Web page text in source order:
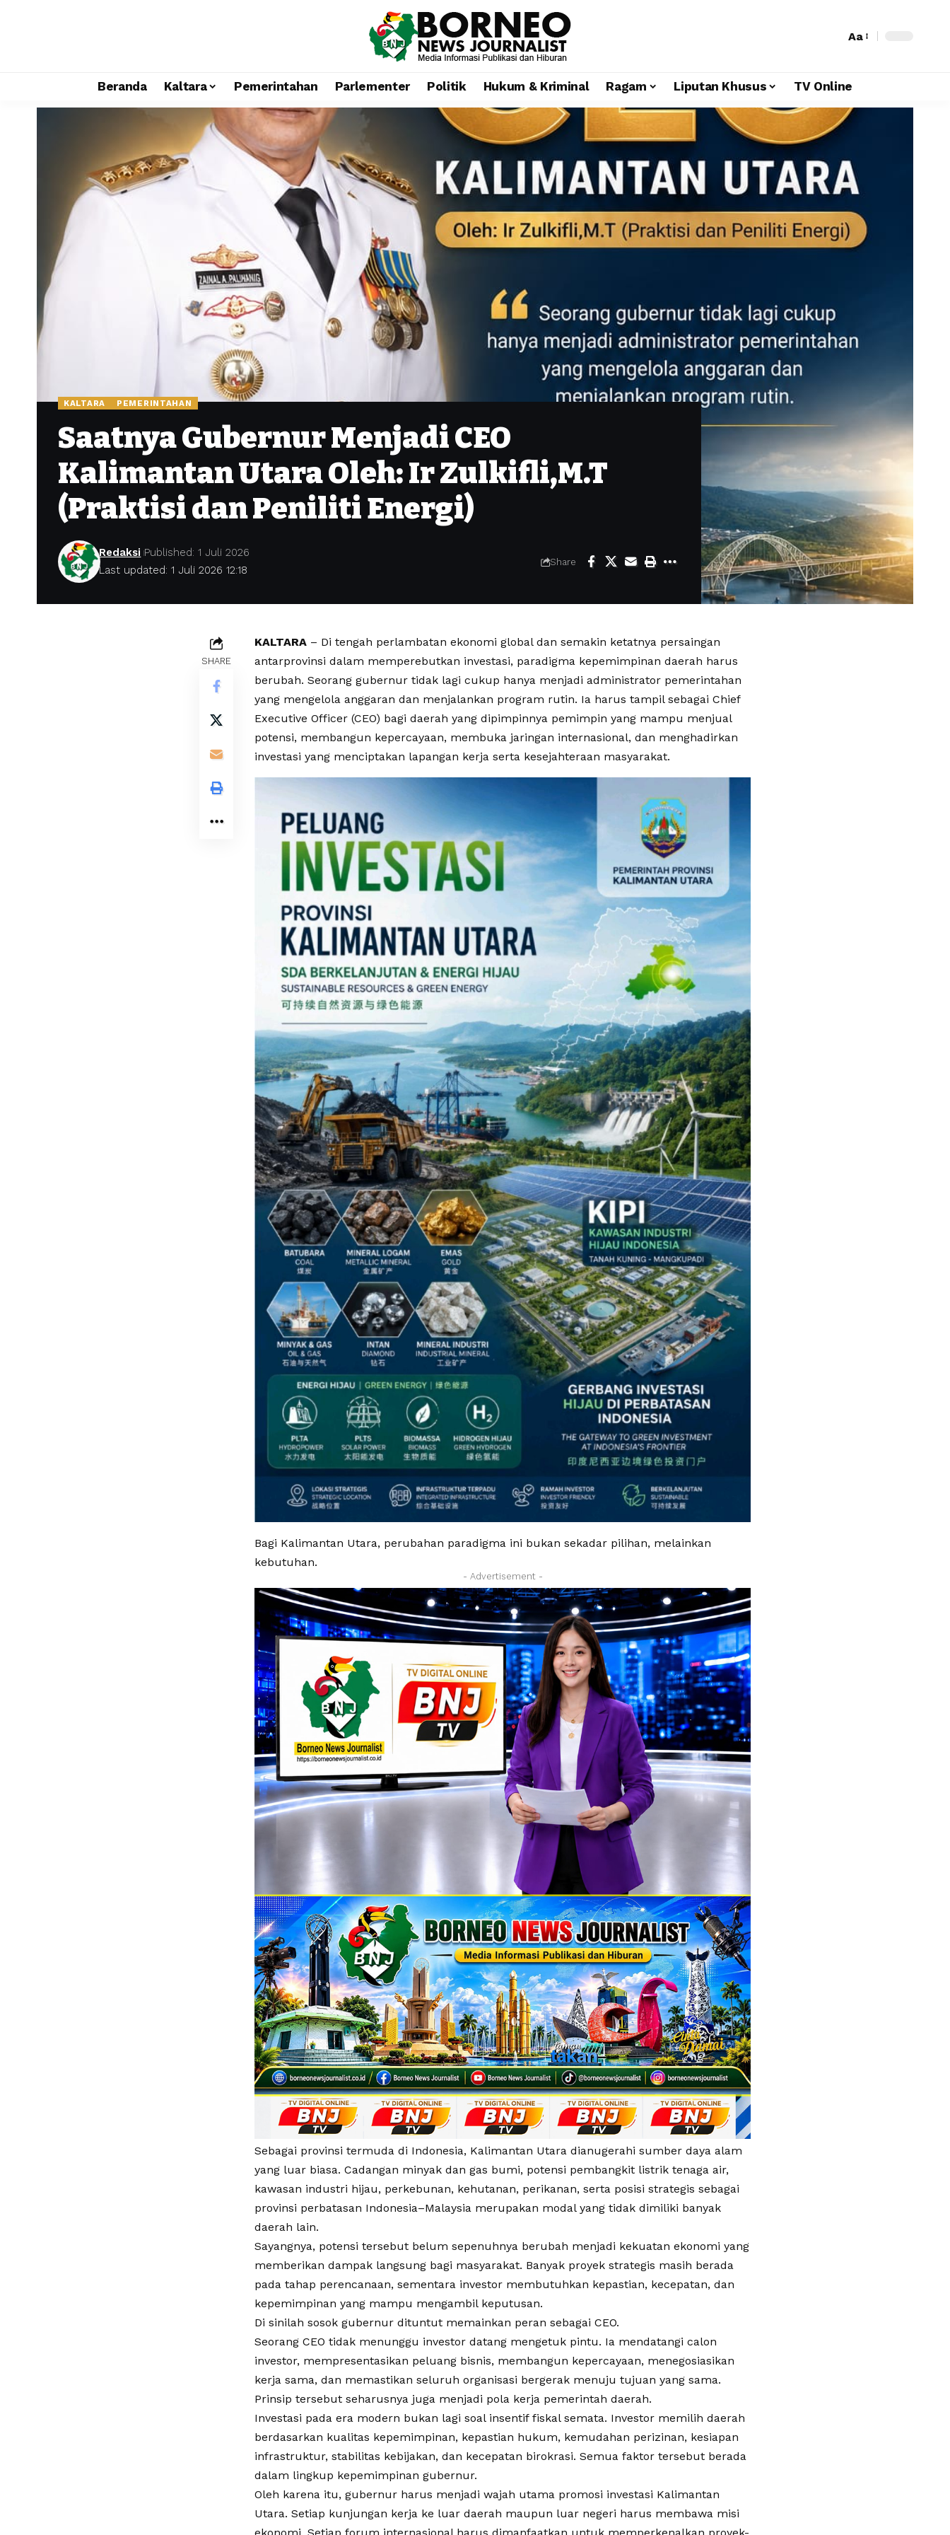
Aa
Beranda Kaltara Pemerintahan Parlementer Politik Hukum & Kriminal Ragam Liputan Khusus TV Online
KALTARA PEMERINTAHAN
Saatnya Gubernur Menjadi CEO
Kalimantan Utara Oleh: Ir Zulkifli,M.T
(Praktisi dan Peniliti Energi)
Last updated: 1 Juli 2026 12:18
Redaksi Published: 1 Juli 2026
Share
SHARE
KALTARA – Di tengah perlambatan ekonomi global dan semakin ketatnya persaingan
antarprovinsi dalam memperebutkan investasi, paradigma kepemimpinan daerah harus
berubah. Seorang gubernur tidak lagi cukup hanya menjadi administrator pemerintahan
yang mengelola anggaran dan menjalankan program rutin. Ia harus tampil sebagai Chief
Executive Officer (CEO) bagi daerah yang dipimpinnya pemimpin yang mampu menjual
potensi, membangun kepercayaan, membuka jaringan internasional, dan menghadirkan
investasi yang menciptakan lapangan kerja serta kesejahteraan masyarakat.
Bagi Kalimantan Utara, perubahan paradigma ini bukan sekadar pilihan, melainkan
kebutuhan.
- Advertisement -
Sebagai provinsi termuda di Indonesia, Kalimantan Utara dianugerahi sumber daya alam
yang luar biasa. Cadangan minyak dan gas bumi, potensi pembangkit listrik tenaga air,
kawasan industri hijau, perkebunan, kehutanan, perikanan, serta posisi strategis sebagai
provinsi perbatasan Indonesia–Malaysia merupakan modal yang tidak dimiliki banyak
daerah lain.
Sayangnya, potensi tersebut belum sepenuhnya berubah menjadi kekuatan ekonomi yang
memberikan dampak langsung bagi masyarakat. Banyak proyek strategis masih berada
pada tahap perencanaan, sementara investor membutuhkan kepastian, kecepatan, dan
kepemimpinan yang mampu mengambil keputusan.
Di sinilah sosok gubernur dituntut memainkan peran sebagai CEO.
Seorang CEO tidak menunggu investor datang mengetuk pintu. Ia mendatangi calon
investor, mempresentasikan peluang bisnis, membangun kepercayaan, menegosiasikan
kerja sama, dan memastikan seluruh organisasi bergerak menuju tujuan yang sama.
Prinsip tersebut seharusnya juga menjadi pola kerja pemerintah daerah.
Investasi pada era modern bukan lagi soal insentif fiskal semata. Investor memilih daerah
berdasarkan kualitas kepemimpinan, kepastian hukum, kemudahan perizinan, kesiapan
infrastruktur, stabilitas kebijakan, dan kecepatan birokrasi. Semua faktor tersebut berada
dalam lingkup kepemimpinan gubernur.
Oleh karena itu, gubernur harus menjadi wajah utama promosi investasi Kalimantan
Utara. Setiap kunjungan kerja ke luar daerah maupun luar negeri harus membawa misi